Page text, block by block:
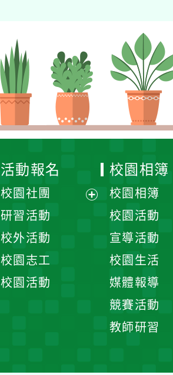
活動報名
校園社團
研習活動
校外活動
校園志工
校園活動
校園相簿
校園相簿
校園活動
宣導活動
校園生活
媒體報導
競賽活動
教師研習